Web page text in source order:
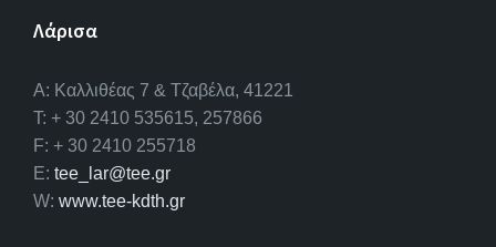
Λάρισα
A: Καλλιθέας 7 & Τζαβέλα, 41221
T: + 30 2410 535615, 257866
F: + 30 2410 255718
E: tee_lar@tee.gr
W: www.tee-kdth.gr